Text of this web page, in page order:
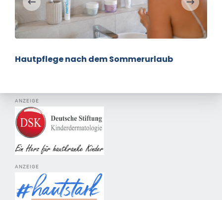
Hautpflege nach dem Sommerurlaub
ANZEIGE
ANZEIGE